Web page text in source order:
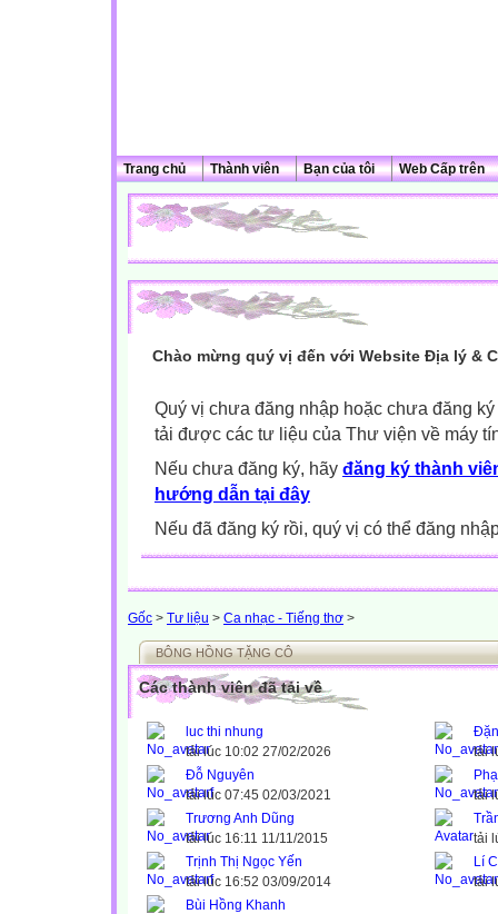
Trang chủ Thành viên Bạn của tôi Web Cấp trên
Chào mừng quý vị đến với Website Địa lý &
Quý vị chưa đăng nhập hoặc chưa đăng
tải được các tư liệu của Thư viện về máy
Nếu chưa đăng ký, hãy đăng ký thành
hướng dẫn tại đây
Nếu đã đăng ký rồi, quý vị có thể đăng
Gốc > Tư liệu > Ca nhạc - Tiếng thơ >
BÔNG HỒNG TẶNG CÔ
Các thành viên đã tải về
luc thi nhung
tải lúc 10:02 27/02/2026
tải
Đỗ Nguyên
tải lúc 07:45 02/03/2021
tải
Trương Anh Dũng
tải lúc 16:11 11/11/2015
tải
Trịnh Thị Ngọc Yến
tải lúc 16:52 03/09/2014
Lí
tải
Bùi Hồng Khanh